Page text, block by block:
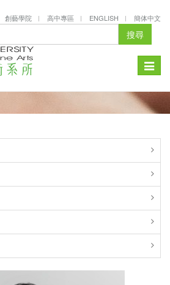
創藝學院 高中專區 ENGLISH 簡体中文
搜尋
Toggle